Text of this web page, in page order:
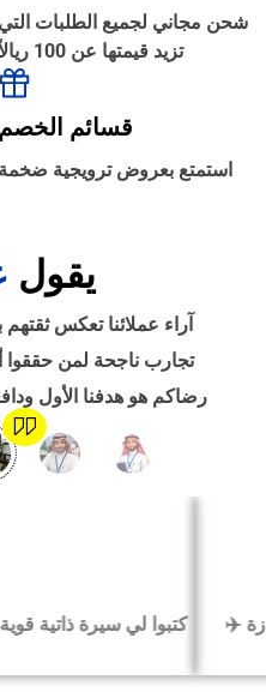
شحن مجاني لجميع الطلبات التي
تزيد قيمتها عن 100 ريالاً
قسائم الخصم
استمتع بعروض ترويجية ضخمة
يقول
آراء عملائنا تعكس ثقتهم
تجارب ناجحة لمن حققوا
رضاكم هو هدفنا الأول
كتبوا لي سيرة ذاتية قوية
الطباعة والأدوات المكتبية
حجز طيران
الوظائف
تصميم موقع/متجر/تطبيق